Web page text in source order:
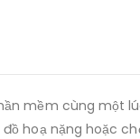
mềm cùng một
hoạ nặng hoặc